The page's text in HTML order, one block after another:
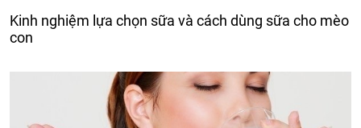
Kinh nghiệm lựa chọn sữa và cách dùng sữa cho mèo
con